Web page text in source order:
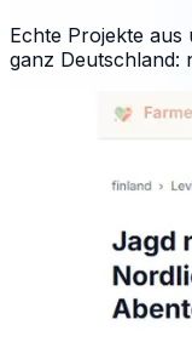
Echte Projekte
ganz Deutschland: